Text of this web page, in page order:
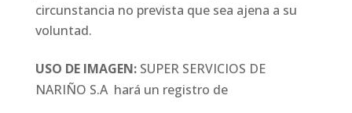
circunstancia no prevista que sea ajena a su
voluntad.
USO DE IMAGEN: SUPER SERVICIOS DE
NARIÑO S.A hará un registro de